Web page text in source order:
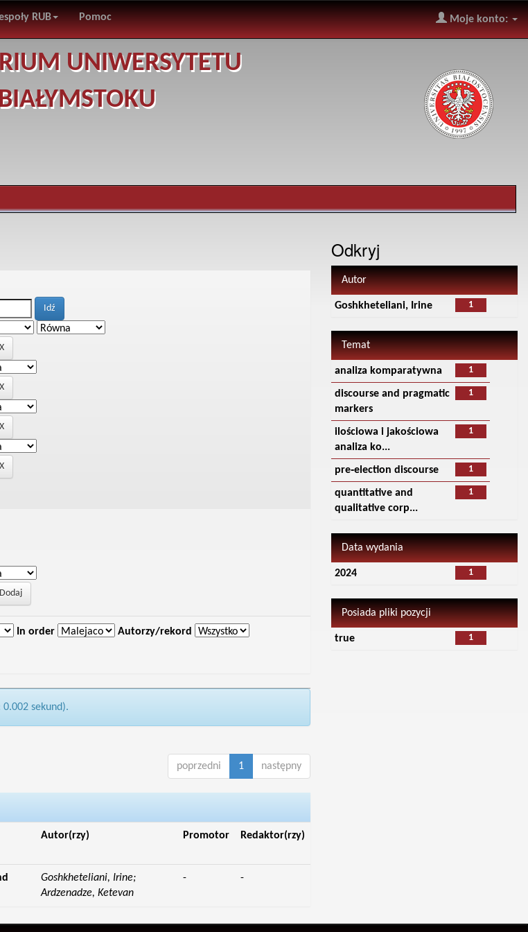
RUB Pomoc Moje konto:
UNIWERSYTETU
In order Autorzy/rekord
0.002 sekund).
poprzedni 1 następny
Autor(rzy) Promotor Redaktor(rzy)
Goshkheteliani, Irine;
Ardzenadze, Ketevan
- -
Odkryj
Autor
1
Goshkheteliani, Irine
Temat
1
analiza komparatywna
1
discourse and pragmatic
markers
1
ilościowa i jakościowa
analiza ko...
1
pre‑election discourse
1
quantitative and
qualitative corp...
Data wydania
1
2024
Posiada pliki pozycji
1
true